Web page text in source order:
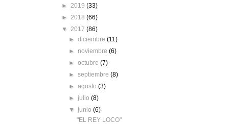
► 2019 (33)
► 2018 (66)
▼ 2017 (86)
►diciembre(11)
► noviembre(6)
►octubre(7)
►septiembre(8)
►agosto(3)
► julio(8)
▼ junio(6)
"EL REY LOCO"